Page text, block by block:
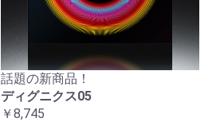
話題の新商品！
ディグニクス05
￥8,745